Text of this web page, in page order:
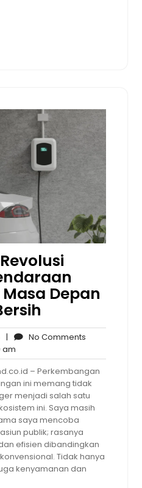
Depan
November
| No Comments
am
am
– Perkembangan
ini memang tidak
menjadi salah satu
ini. Saya masih
saya mencoba
publik; rasanya
efisien dibandingkan
Tidak hanya
kenyamanan dan